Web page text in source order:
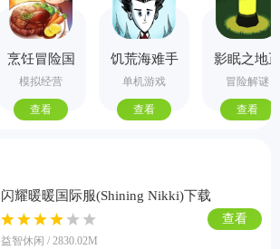
烹饪冒险国
际服
模拟经营
查看
饥荒海难手
机版
单机游戏
查看
影眠之地
式版
冒险解谜
查看
闪耀暖暖国际服(Shining Nikki)下载
益智休闲 / 2830.02M
查看